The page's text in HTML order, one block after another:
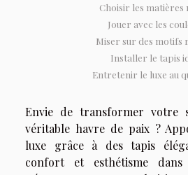
Choisir les matières
Jouer avec les
Miser sur des motifs
Installer le tapis
Entretenir le luxe au
Envie de transformer votre
véritable havre de paix ?
luxe grâce à des tapis
confort et esthétisme